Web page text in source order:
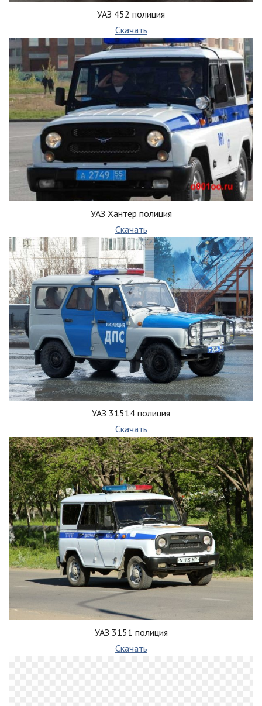
УАЗ 452 полиция
Скачать
УАЗ Хантер полиция
Скачать
УАЗ 31514 полиция
Скачать
УАЗ 3151 полиция
Скачать